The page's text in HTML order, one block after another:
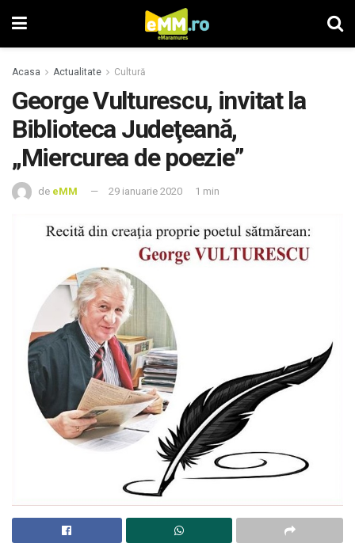
Acasa Actualitate Cultură
George Vulturescu, invitat la
Biblioteca Judeţeană,
„Miercurea de poezie”
de eMM 29 ianuarie 2020 1 min